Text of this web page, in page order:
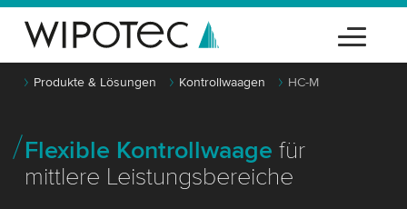
Produkte & Lösungen Kontrollwaagen HC-M
Flexible Kontrollwaage für
mittlere Leistungsbereiche